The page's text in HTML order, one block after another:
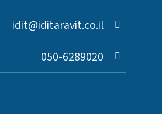
idit@iditaravit.co.il
050-6289020